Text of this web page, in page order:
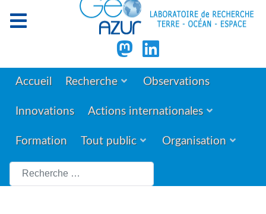
Accueil Recherche Observations
Innovations Actions internationales
Formation Tout public Organisation
Rechercher